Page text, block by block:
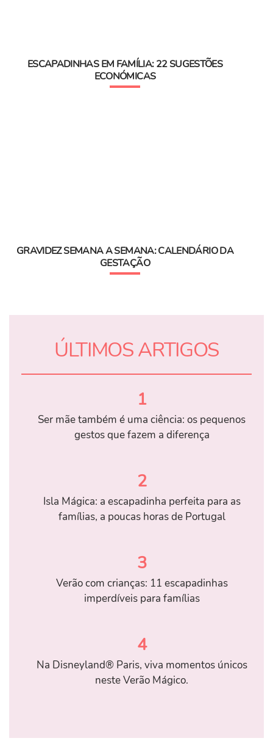
ESCAPADINHAS EM FAMÍLIA: 22 SUGESTÕES
ECONÓMICAS
GRAVIDEZ SEMANA A SEMANA: CALENDÁRIO DA
GESTAÇÃO
ÚLTIMOS ARTIGOS
1
Ser mãe também é uma ciência: os pequenos
gestos que fazem a diferença
2
Isla Mágica: a escapadinha perfeita para as
famílias, a poucas horas de Portugal
3
Verão com crianças: 11 escapadinhas
imperdíveis para famílias
4
Na Disneyland® Paris, viva momentos únicos
neste Verão Mágico.